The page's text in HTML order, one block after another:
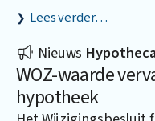
Lees verder…
Nieuws
WOZ-waarde
hypotheek